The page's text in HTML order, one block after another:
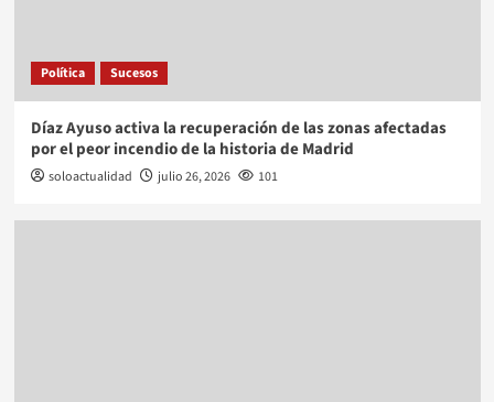
Política Sucesos
Díaz Ayuso activa la recuperación de las zonas afectadas
por el peor incendio de la historia de Madrid
soloactualidad julio 26, 2026 101